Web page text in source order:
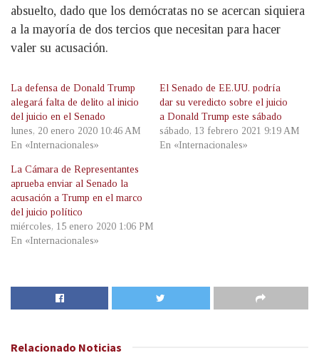
absuelto, dado que los demócratas no se acercan siquiera
a la mayoría de dos tercios que necesitan para hacer
valer su acusación.
La defensa de Donald Trump
alegará falta de delito al inicio
del juicio en el Senado
lunes, 20 enero 2020 10:46 AM
En «Internacionales»
El Senado de EE.UU. podría
dar su veredicto sobre el juicio
a Donald Trump este sábado
sábado, 13 febrero 2021 9:19 AM
En «Internacionales»
La Cámara de Representantes
aprueba enviar al Senado la
acusación a Trump en el marco
del juicio político
miércoles, 15 enero 2020 1:06 PM
En «Internacionales»
Relacionado Noticias